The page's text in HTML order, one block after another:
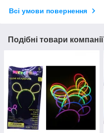
Всі умови повернення
Подібні товари компанії